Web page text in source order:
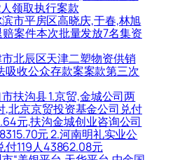
领取执行案款
市平房区高晓庆,于春,林旭
赔案件本次批量发放7名集资
北辰区天津二塑物资供销
吸收公众存款案案款第三次
扶沟县 1.京贸,金城公司两
,北京京贸投资基金公司兑付
元,扶沟金城创业咨询公司
元 2.河南明礼实业公
付119人43862.08元